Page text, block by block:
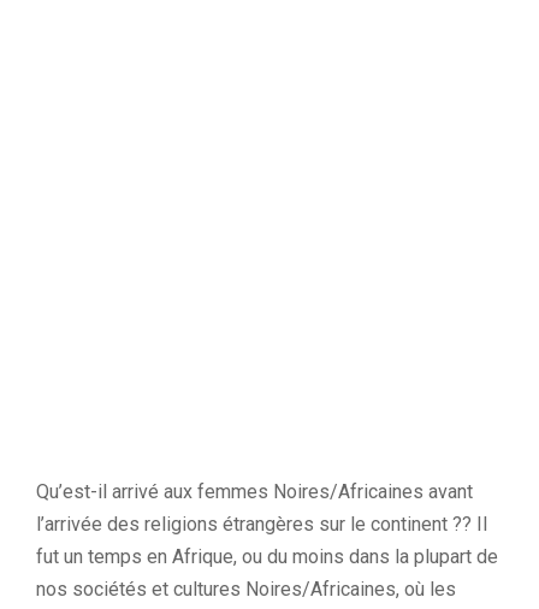
Qu’est-il arrivé aux femmes Noires/Africaines avant
l’arrivée des religions étrangères sur le continent ?? Il
fut un temps en Afrique, ou du moins dans la plupart de
nos sociétés et cultures Noires/Africaines, où les